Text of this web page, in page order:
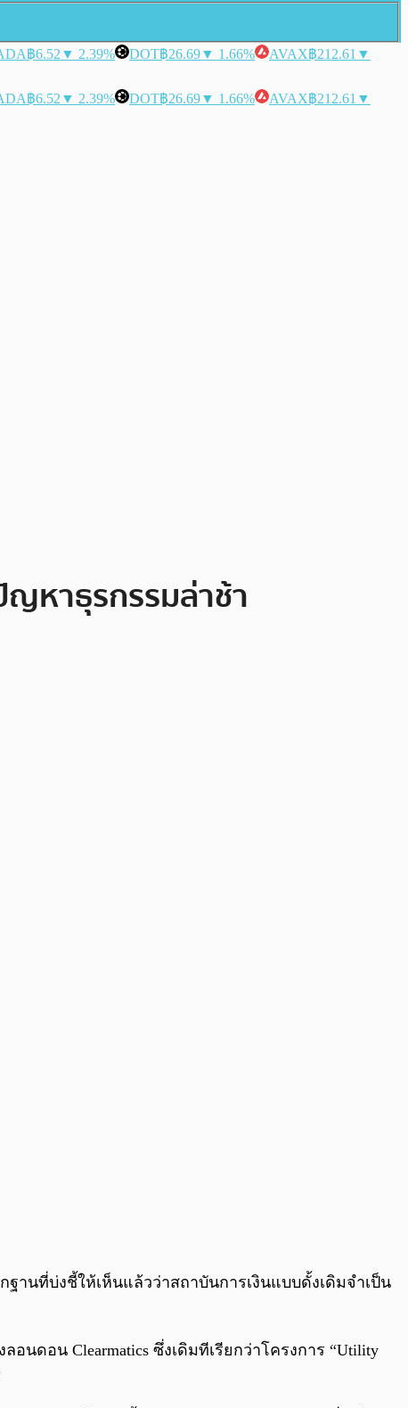
฿6.52 ▼ 2.39% DOT฿26.69▼ 1.66% AVAX฿212.61 ▼
฿6.52 ▼ 2.39% DOT฿26.69▼ 1.66% AVAX฿212.61 ▼
ญหาธุรกรรมล่าช้า
/ 0:00
านที่บ่งชี้ให้เห็นแล้วว่าสถาบันการเงินแบบดั้งเดิมจำเป็น
นดอน Clearmatics ซึ่งเดิมทีเรียกว่าโครงการ “Utility